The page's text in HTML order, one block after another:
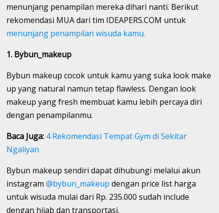
menunjang penampilan mereka dihari nanti. Berikut
rekomendasi MUA dari tim IDEAPERS.COM untuk
menunjang penampilan wisuda kamu.
1. Bybun_makeup
Bybun makeup cocok untuk kamu yang suka look make
up yang natural namun tetap flawless. Dengan look
makeup yang fresh membuat kamu lebih percaya diri
dengan penampilanmu.
Baca Juga: 4 Rekomendasi Tempat Gym di Sekitar
Ngaliyan
Bybun makeup sendiri dapat dihubungi melalui akun
instagram@bybun_makeup dengan price list harga
untuk wisuda mulai dari Rp. 235.000 sudah include
dengan hijab dan transportasi.